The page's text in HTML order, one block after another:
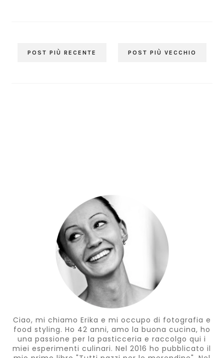
POST PIÙ RECENTE POST PIÙ VECCHIO
Ciao, mi chiamo Erika e mi occupo di fotografia e
food styling. Ho 42 anni, amo la buona cucina, ho
una passione per la pasticceria e raccolgo qui i
miei esperimenti culinari. Nel 2016 ho pubblicato il